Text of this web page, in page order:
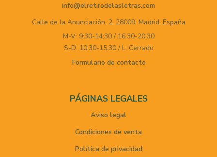
info@elretirodelasletras.com
Calle de la Anunciación, 2, 28009, Madrid, España
M-V: 9:30-14:30 / 16:30-20:30
S-D: 10:30-15:30 / L: Cerrado
Formulario de contacto
PÁGINAS LEGALES
Aviso legal
Condiciones de venta
Política de privacidad